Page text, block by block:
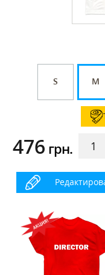
S M
476 грн.